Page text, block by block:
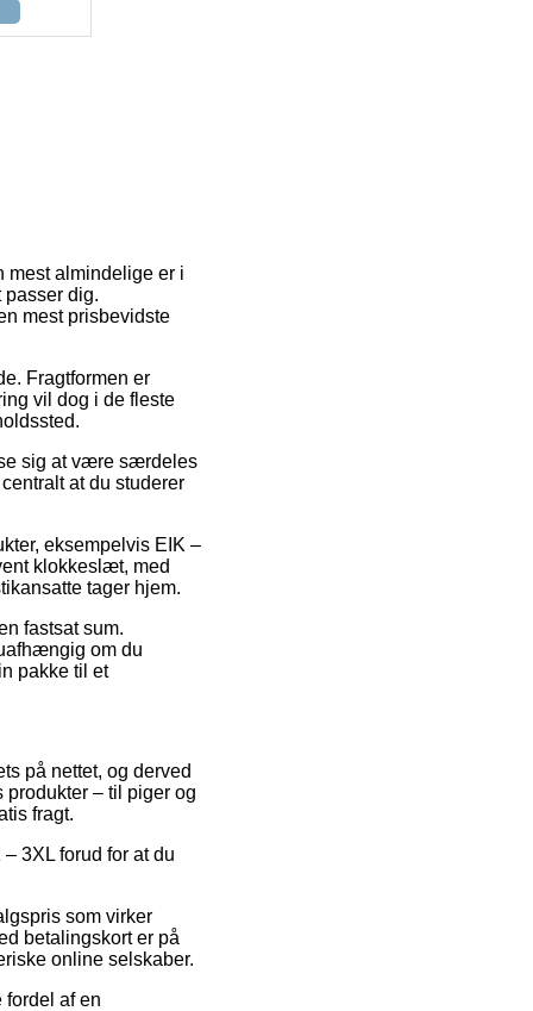
mest almindelige er i
dig.
mest prisbevidste
Fragtformen er
vil dog i de fleste
sig at være særdeles
at du studerer
eksempelvis EIK –
klokkeslæt, med
tager hjem.
fastsat sum.
om du
pakke til et
på nettet, og derved
– til piger og
fragt.
3XL forud for at du
som virker
betalingskort er på
online selskaber.
fordel af en